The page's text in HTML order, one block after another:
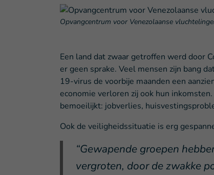
Opvangcentrum voor Venezolaanse
Een land dat zwaar getroffen werd door
er geen sprake. Veel mensen zijn bang
19-virus de voorbije maanden een
economie verloren zij ook hun
bemoeilijkt: jobverlies,
Ook de veiligheidssituatie is erg
“Gewapende groepen
vergroten, door de zwakke